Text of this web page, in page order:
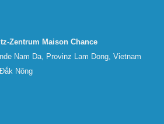
Zentrum Maison Chance
Nam Da, Provinz Lam Dong, Vietnam
Nông